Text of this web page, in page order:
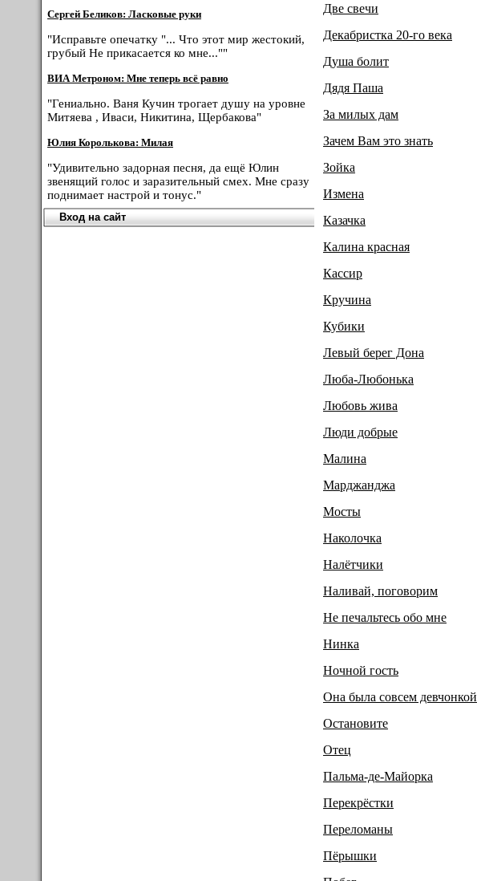
Сергей Беликов: Ласковые руки
"Исправьте опечатку "... Что этот мир жестокий,
грубый Не прикасается ко мне...""
ВИА Метроном: Мне теперь всё равно
"Гениально. Ваня Кучин трогает душу на уровне
Митяева , Иваси, Никитина, Щербакова"
Юлия Королькова: Милая
"Удивительно задорная песня, да ещё Юлин
звенящий голос и заразительный смех. Мне сразу
поднимает настрой и тонус."
Вход на сайт
Две свечи
Декабристка 20-го века
Душа болит
Дядя Паша
За милых дам
Зачем Вам это знать
Зойка
Измена
Казачка
Калина красная
Кассир
Кручина
Кубики
Левый берег Дона
Люба-Любонька
Любовь жива
Люди добрые
Малина
Марджанджа
Мосты
Наколочка
Налётчики
Наливай, поговорим
Не печальтесь обо мне
Нинка
Ночной гость
Она была совсем девчонкой
Остановите
Отец
Пальма-де-Майорка
Перекрёстки
Переломаны
Пёрышки